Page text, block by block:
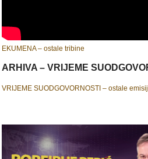
EKUMENA – ostale tribine
ARHIVA – VRIJEME
VRIJEME SUODGOVORNOSTI – ostale